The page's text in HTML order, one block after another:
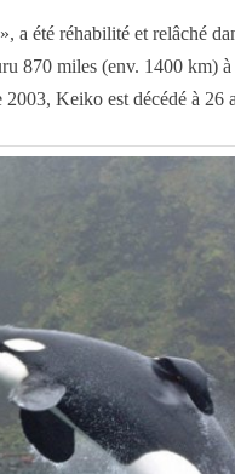
a été réhabilité et relâché
870 miles (env. 1400 km)
Keiko est décédé à 26